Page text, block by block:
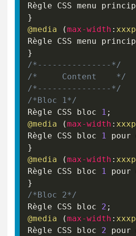
Règle CSS menu
}
@media
(max-width :
Règle CSS menu
}
/*---------------*/
/*     Content    */
/*---------------*/
/*Bloc 1*/
Règle CSS bloc
1 ;
@media
(max-width :
Règle CSS bloc
1 pour
}
@media
(max-width :
Règle CSS bloc
1 pour
}
/*Bloc 2*/
Règle CSS bloc 2 ;
@media
(max-width :
Règle CSS bloc 2 pour